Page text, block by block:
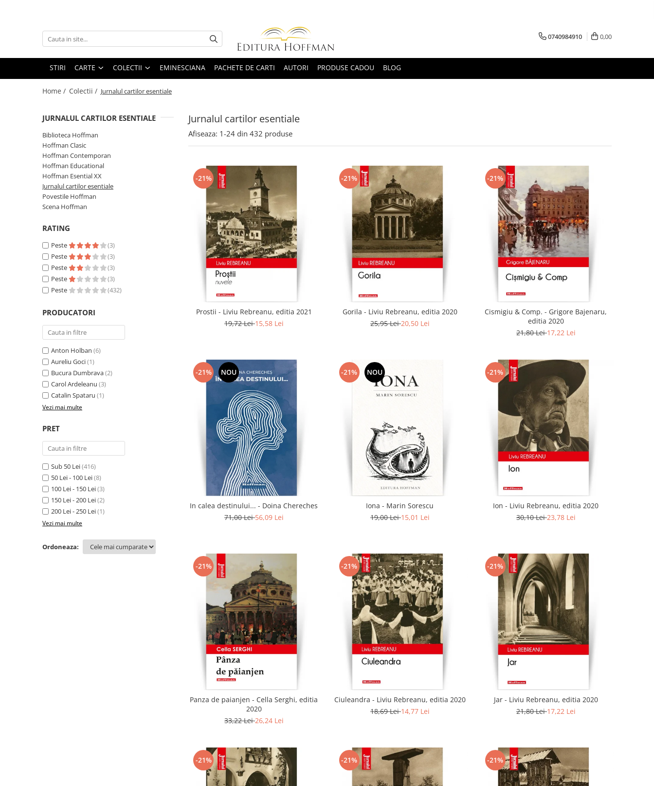
Carti pentru copii
Proza scurta
Satira, umor
Contemporana
Non-fictiune
Publicistica / Reportaje / Interviuri
Stiinte umaniste
Sociologie si filozofie
Colectii
Hoffman Clasic
Povestile Hoffman
Scena Hoffman
0740984910 0,00
STIRI CARTE COLECTII EMINESCIANA PACHETE DE CARTI AUTORI PRODUSE CADOU BLOG
Home / Colectii / Jurnalul cartilor esentiale
Jurnalul cartilor esentiale
JURNALUL CARTILOR ESENTIALE
Biblioteca Hoffman
Hoffman Clasic
Hoffman Contemporan
Hoffman Educational
Hoffman Esential XX
Jurnalul cartilor esentiale
Povestile Hoffman
Scena Hoffman
RATING
Peste
(3)
Peste
(3)
Peste
(3)
Peste
(3)
Peste
(432)
PRODUCATORI
Anton Holban (6)
Aureliu Goci(1)
Bucura Dumbrava(2)
Carol Ardeleanu (3)
Catalin Spataru (1)
Vezi mai multe
PRET
Sub 50 Lei(416)
50 Lei - 100 Lei(8)
100 Lei - 150 Lei(3)
150 Lei - 200 Lei(2)
200 Lei - 250 Lei(1)
Vezi mai multe
Ordoneaza:
Afiseaza: 1-24 din 432 produse
-21%
Prostii - Liviu Rebreanu, editia 2021
19,72 Lei15,58 Lei
-21%
Gorila - Liviu Rebreanu, editia 2020
25,95 Lei20,50 Lei
-21%
Cismigiu & Comp. - Grigore Bajenaru,
editia 2020
21,80 Lei17,22 Lei
-21% NOU
In calea destinului... - Doina Chereches
71,00 Lei56,09 Lei
-21% NOU
Iona - Marin Sorescu
19,00 Lei15,01 Lei
-21%
Ion - Liviu Rebreanu, editia 2020
30,10 Lei23,78 Lei
-21%
Panza de paianjen - Cella Serghi, editia
2020
33,22 Lei26,24 Lei
-21%
Ciuleandra - Liviu Rebreanu, editia 2020
18,69 Lei14,77 Lei
-21%
Jar - Liviu Rebreanu, editia 2020
21,80 Lei17,22 Lei
-21% -21% -21%